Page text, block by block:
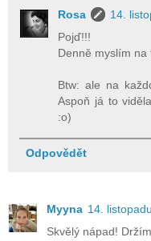
Rosa
14.
Pojď!!!
Denně myslím na
Btw: ale na
Aspoň já to
:o)
Odpovědět
Myyna 14.
Skvělý nápad!